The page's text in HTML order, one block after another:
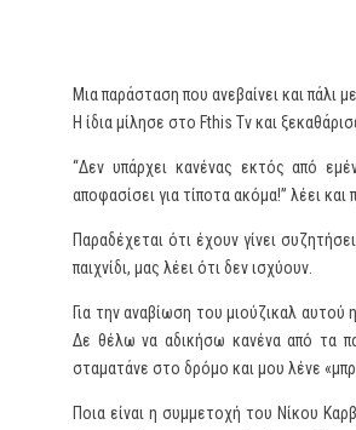
Μια παράσταση που ανεβαίνει και
Η ίδια μίλησε στο Fthis Tv και
“Δεν υπάρχει κανένας εκτός από
αποφασίσει για τίποτα ακόμα!” λέει
Παραδέχεται ότι έχουν γίνει
παιχνίδι, μας λέει ότι δεν ισχύουν.
Για την αναβίωση του μιούζικαλ
Δε θέλω να αδικήσω κανένα από τα
σταματάνε στο δρόμο και μου λένε
Ποια είναι η συμμετοχή του Νίκου